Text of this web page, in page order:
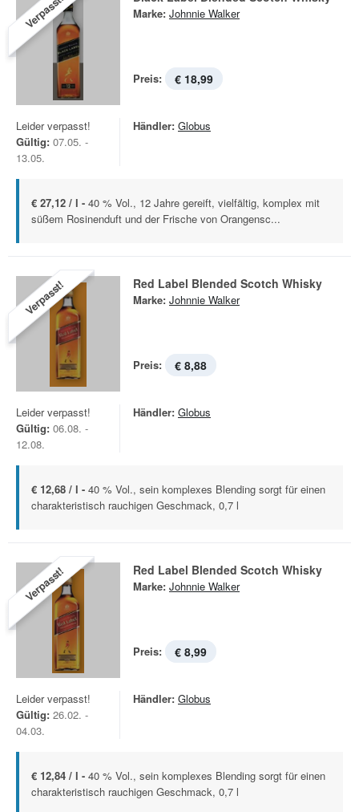
Verpasst! Marke: Johnnie Walker
Preis: € 18,99
Leider verpasst!
Gültig: 07.05. -
13.05.
Händler: Globus
€ 27,12 / l - 40 % Vol., 12 Jahre gereift, vielfältig, komplex mit
süßem Rosinenduft und der Frische von Orangensc...
Verpasst! Red Label Blended Scotch Whisky
Marke: Johnnie Walker
Preis: € 8,88
Leider verpasst!
Gültig: 06.08. -
12.08.
Händler: Globus
€ 12,68 / l - 40 % Vol., sein komplexes Blending sorgt für einen
charakteristisch rauchigen Geschmack, 0,7 l
Verpasst! Red Label Blended Scotch Whisky
Marke: Johnnie Walker
Preis: € 8,99
Leider verpasst!
Gültig: 26.02. -
04.03.
Händler: Globus
€ 12,84 / l - 40 % Vol., sein komplexes Blending sorgt für einen
charakteristisch rauchigen Geschmack, 0,7 l